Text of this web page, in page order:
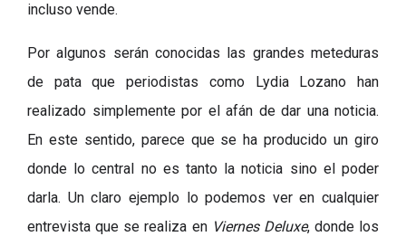
incluso vende.
Por algunos serán conocidas las grandes meteduras
de pata que periodistas como Lydia Lozano han
realizado simplemente por el afán de dar una noticia.
En este sentido, parece que se ha producido un giro
donde lo central no es tanto la noticia sino el poder
darla. Un claro ejemplo lo podemos ver en cualquier
entrevista que se realiza en Viernes Deluxe, donde los